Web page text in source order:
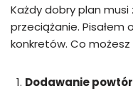
Każdy dobry plan
przeciążanie. Pisałem
konkretów. Co możesz
Dodawanie